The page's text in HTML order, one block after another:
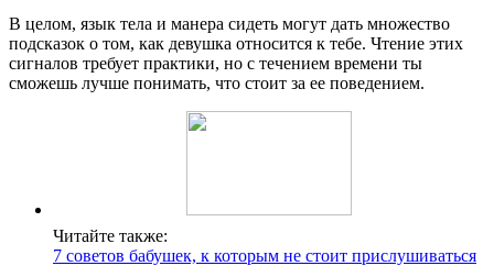
В целом, язык тела и манера сидеть могут дать множество
подсказок о том, как девушка относится к тебе. Чтение этих
сигналов требует практики, но с течением времени ты
сможешь лучше понимать, что стоит за ее поведением.
Читайте также:
7 советов бабушек, к которым не стоит прислушиваться